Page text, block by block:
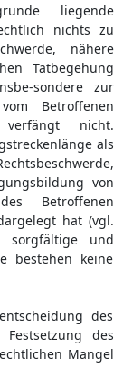
liegende
nichts zu
nähere
Tatbegehung
sondere zur
Betroffenen
verfängt nicht.
als
von
Betroffenen
hat (vgl.
sorgfältige und
bestehen keine
des
des
Mangel